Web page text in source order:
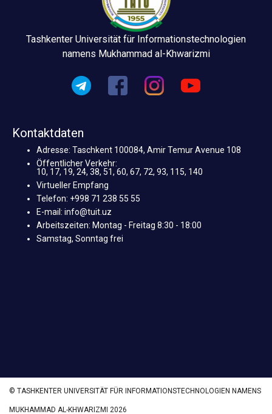
Tashkenter Universität für Informationstechnologien
namens Mukhammad al-Khwarizmi
Kontaktdaten
Adresse: Taschkent 100084, Amir Temur Avenue 108
Öffentlicher Verkehr:
10, 17, 19, 24, 38, 51, 60, 67, 72, 93, 115, 140
Virtueller Empfang
Telefon: +998 71 238 55 55
E-mail: info@tuit.uz
Arbeitszeiten: Montag - Freitag 8:30 - 18:00
Samstag, Sonntag frei
© TASHKENTER UNIVERSITÄT FÜR INFORMATIONSTECHNOLOGIEN NAMENS
MUKHAMMAD AL-KHWARIZMI 2026